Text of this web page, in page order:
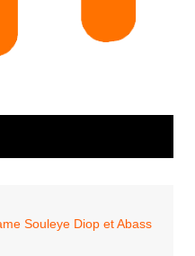
Souleye Diop et Abass